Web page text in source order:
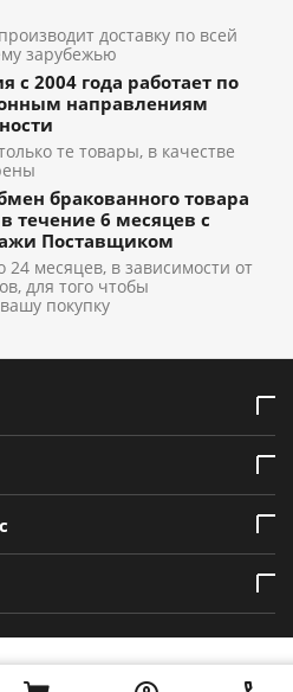
доставку по всей
зарубежью
с 2004 года работает по
направлениям
те товары, в качестве
бракованного товара
течение 6 месяцев с
Поставщиком
24 месяцев, в зависимости от
для того чтобы
покупку